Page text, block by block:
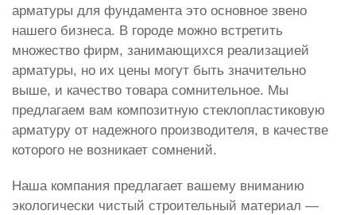
арматуры для фундамента это основное звено
нашего бизнеса. В городе можно встретить
множество фирм, занимающихся реализацией
арматуры, но их цены могут быть значительно
выше, и качество товара сомнительное. Мы
предлагаем вам композитную стеклопластиковую
арматуру от надежного производителя, в качестве
которого не возникает сомнений.
Наша компания предлагает вашему вниманию
экологически чистый строительный материал —